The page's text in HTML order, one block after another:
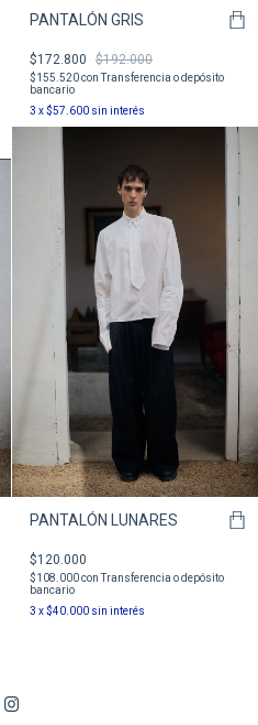
PANTALÓN GRIS
$172.800 $192.000
$155.520con Transferencia o depósito
bancario
3 x$57.600 sin interés
PANTALÓN LUNARES
$120.000
$108.000con Transferencia o depósito
bancario
3 x$40.000 sin interés